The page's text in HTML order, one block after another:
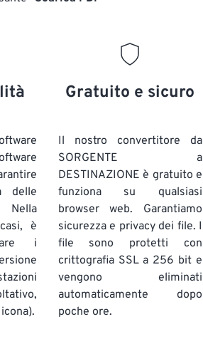
delle
Nella
è
i
icona).
Gratuito e sicuro
Il nostro convertitore da
SORGENTE a
DESTINAZIONE è gratuito e
funziona su qualsiasi
browser web. Garantiamo
sicurezza e privacy dei file. I
file sono protetti con
crittografia SSL a 256 bit e
vengono eliminati
automaticamente dopo
poche ore.